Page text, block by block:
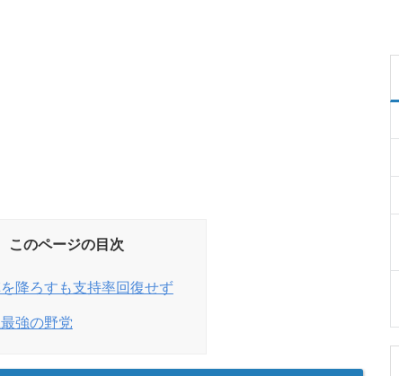
このページの目次
降ろすも支持率回復せず
強の野党